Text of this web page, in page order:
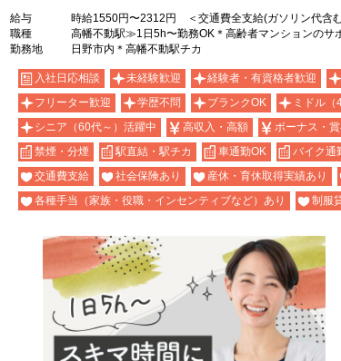
給与
時給1550円〜2312円 ＜交通費全支給(ガソリン代含
職種
高幡不動駅≫1日5h〜勤務OK＊高齢者マンションのサ
勤務地
日野市内＊高幡不動駅チカ
入社日応相談 未経験歓迎 経験者・有資格者歓迎
フリーター歓迎
学歴不問 ブランクOK ミドル（
シニア（60代～）活躍中
高収入・高額 ボーナス・賞
禁煙・分煙
駅直結・駅チカ 車通勤OK バイク通
交通費支給
社会保険あり 産休・育休取得実績あり
各種手当（家族・役職・インセンティブなど）あり
制服